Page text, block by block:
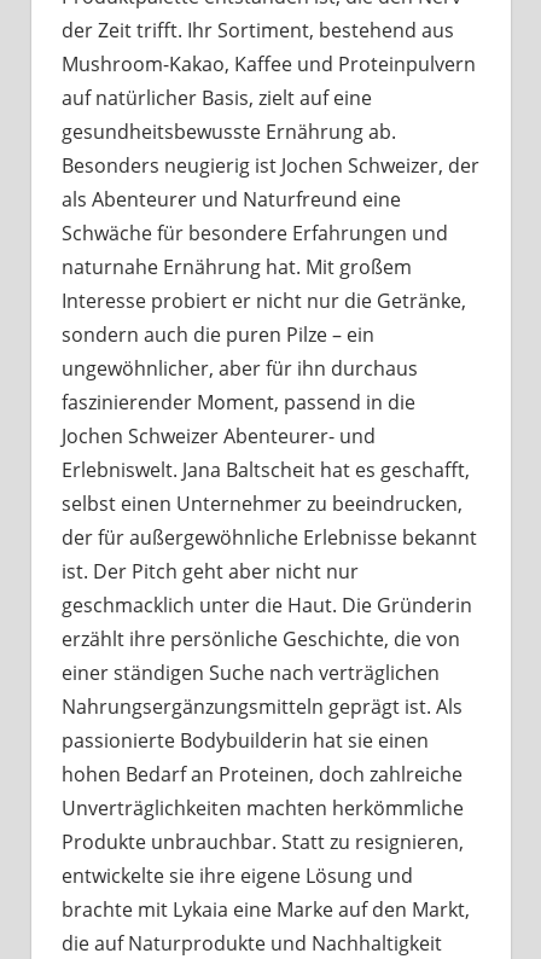
der Zeit trifft. Ihr Sortiment, bestehend aus
Mushroom-Kakao, Kaffee und Proteinpulvern
auf natürlicher Basis, zielt auf eine
gesundheitsbewusste Ernährung ab.
Besonders neugierig ist Jochen Schweizer, der
als Abenteurer und Naturfreund eine
Schwäche für besondere Erfahrungen und
naturnahe Ernährung hat. Mit großem
Interesse probiert er nicht nur die Getränke,
sondern auch die puren Pilze – ein
ungewöhnlicher, aber für ihn durchaus
faszinierender Moment, passend in die
Jochen Schweizer Abenteurer- und
Erlebniswelt. Jana Baltscheit hat es geschafft,
selbst einen Unternehmer zu beeindrucken,
der für außergewöhnliche Erlebnisse bekannt
ist. Der Pitch geht aber nicht nur
geschmacklich unter die Haut. Die Gründerin
erzählt ihre persönliche Geschichte, die von
einer ständigen Suche nach verträglichen
Nahrungsergänzungsmitteln geprägt ist. Als
passionierte Bodybuilderin hat sie einen
hohen Bedarf an Proteinen, doch zahlreiche
Unverträglichkeiten machten herkömmliche
Produkte unbrauchbar. Statt zu resignieren,
entwickelte sie ihre eigene Lösung und
brachte mit Lykaia eine Marke auf den Markt,
die auf Naturprodukte und Nachhaltigkeit